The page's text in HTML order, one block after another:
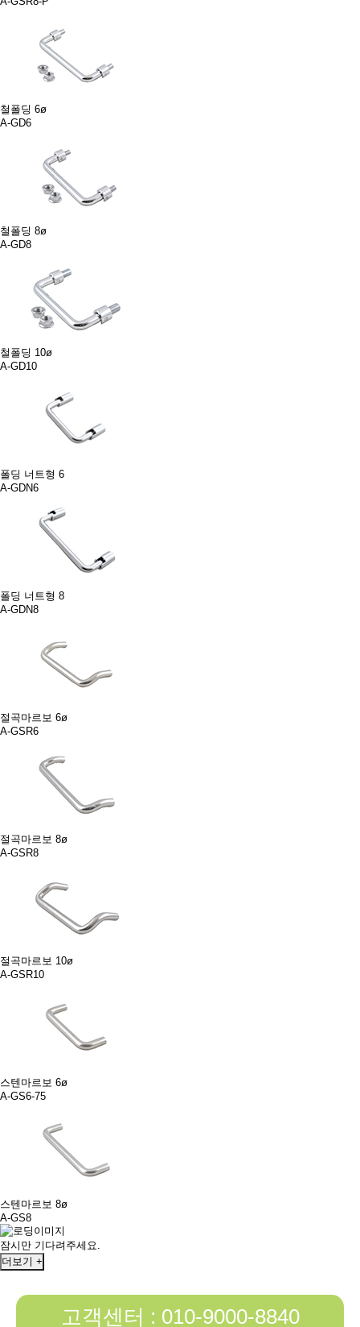
철폴딩 6ø
A-GD6
철폴딩 8ø
A-GD8
철폴딩 10ø
A-GD10
폴딩 너트형 6
A-GDN6
폴딩 너트형 8
A-GDN8
절곡마르보 6ø
A-GSR6
절곡마르보 8ø
A-GSR8
절곡마르보 10ø
A-GSR10
스텐마르보 6ø
A-GS6-75
스텐마르보 8ø
A-GS8
잠시만 기다려주세요.
더보기 +
고객센터 : 010-9000-8840